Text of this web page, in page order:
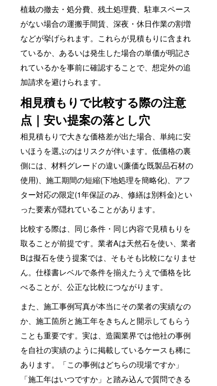
植栽の撤去・処分費、残土処理費、駐車スペース
がない場合の運搬手間賃、深夜・休日作業の割増
などが挙げられます。これらが見積もりに含まれ
ているか、あるいは発生した場合の単価が明記さ
れているかを事前に確認することで、想定外の追
加請求を避けられます。
相見積もりで比較する際の注意
点｜安い提案の落とし穴
相見積もりで大きな価格差が出た場合、単純に安
いほうを選ぶのはリスクが伴います。低価格の裏
側には、材料グレードの違い(廉価な既製品石材の
使用)、施工期間の短縮(下地処理を簡略化)、アフ
ター対応の限定(1年保証のみ、修繕は別料金)とい
った要素が隠れていることがあります。
比較する際は、同じ条件・同じ内容で見積もりを
取ることが前提です。業者Aは天然石を使い、業者
Bは擬石を使う提案では、そもそも比較になりませ
ん。仕様書レベルで条件を揃えたうえで価格を比
べることが、公正な比較につながります。
また、施工事例写真が本当にその業者の実績なの
か、施工箇所と施工年をきちんと開示してもらう
ことも重要です。実は、造園業界では他社の事例
を自社の実績のように掲載しているケースも稀に
あります。「この事例はどちらの現場ですか」
「施工年はいつですか」と踏み込んで質問できる